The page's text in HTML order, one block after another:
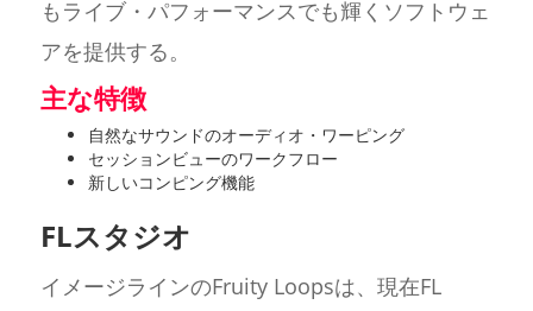
もライブ・パフォーマンスでも輝くソフトウェ
アを提供する。
主な特徴
自然なサウンドのオーディオ・ワーピング
セッションビューのワークフロー
新しいコンピング機能
FLスタジオ
イメージラインのFruity Loopsは、現在FL